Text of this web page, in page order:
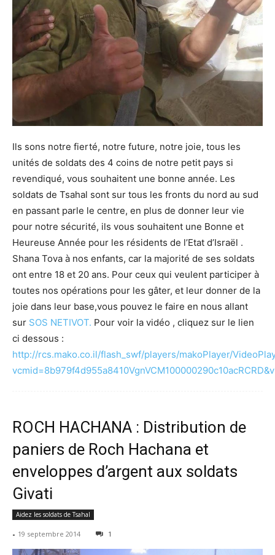
Ils sons notre fierté, notre future, notre joie, tous les
unités de soldats des 4 coins de notre petit pays si
revendiqué, vous souhaitent une bonne année. Les
soldats de Tsahal sont sur tous les fronts du nord au sud
en passant parle le centre, en plus de donner leur vie
pour notre sécurité, ils vous souhaitent une Bonne et
Heureuse Année pour les résidents de l’Etat d’Israël .
Shana Tova à nos enfants, car la majorité de ses soldats
ont entre 18 et 20 ans. Pour ceux qui veulent participer à
toutes nos opérations pour les gâter, et leur donner de la
joie dans leur base,vous pouvez le faire en nous allant
sur SOS NETIVOT. Pour voir la vidéo , cliquez sur le lien
ci dessous :
http://rcs.mako.co.il/flash_swf/players/makoPlayer/
ROCH HACHANA : Distribution de
paniers de Roch Hachana et
enveloppes d’argent aux soldats
Givati
Aidez les soldats de Tsahal
- 19 septembre 2014 1